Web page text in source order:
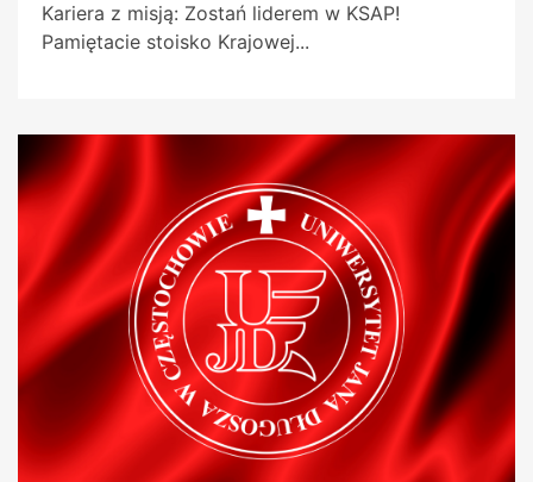
Kariera z misją: Zostań liderem w KSAP!
Pamiętacie stoisko Krajowej...